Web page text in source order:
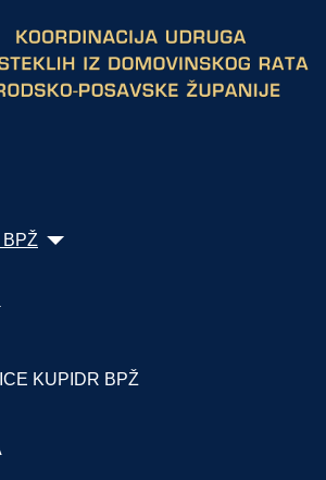
KUPIDR BPŽ